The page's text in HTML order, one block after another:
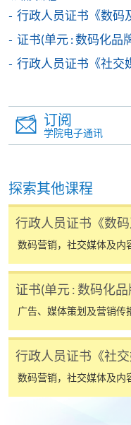
到支付款项时使用
除本学院网页所列
外收费，详情请联
请一经批准，学员
学院对邮递失误而
上足够邮资的回邮
每张收据申请费用
港大学专业进修学
行政人员证书《数码
证书(单元 : 数码化品
行政人员证书《社交
订阅
学院电子通讯
探索其他课程
行政人员证书《数码
数码营销，社交媒体及内
证书(单元 : 数码化
广告、媒体策划及营销传
行政人员证书《社
数码营销，社交媒体及内